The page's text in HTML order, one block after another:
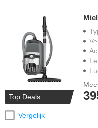
Top Deals
Vergelijk